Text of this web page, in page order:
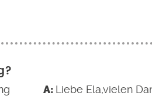
Liebe Ela,vielen